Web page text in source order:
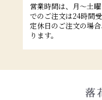
営業時間は、月～土
でのご注文は24時間
定休日のご注文の場
ります。